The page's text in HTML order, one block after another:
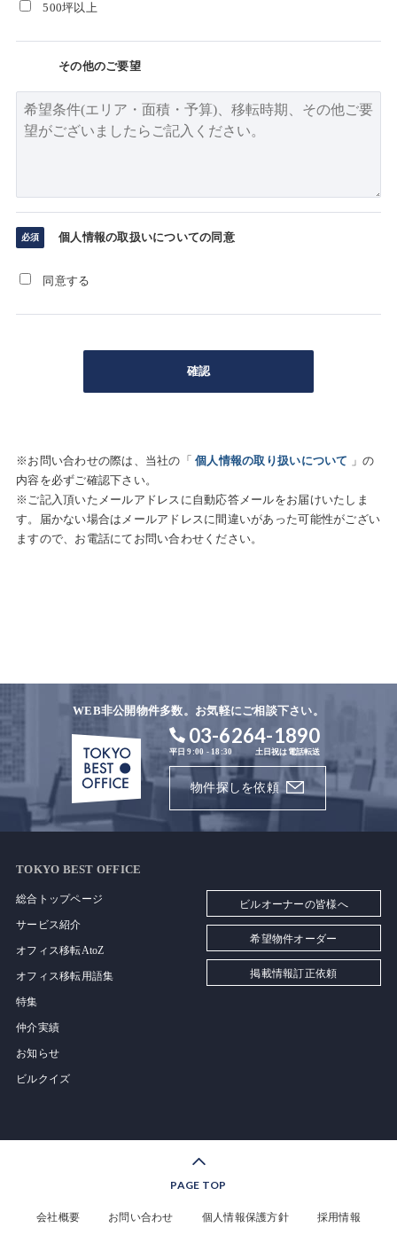
500坪以上
その他のご要望
個人情報の取扱いについての同意
同意する
※お問い合わせの際は、当社の「個人情報の取り扱いについて 」の
内容を必ずご確認下さい。
※ご記入頂いたメールアドレスに自動応答メールをお届けいたしま
す。届かない場合はメールアドレスに間違いがあった可能性がござい
ますので、お電話にてお問い合わせください。
WEB非公開物件多数。お気軽にご相談下さい。
03-6264-1890
平日 9:00 - 18:30 土日祝は電話転送
物件探しを依頼
TOKYO BEST OFFICE
総合トップページ
サービス紹介
オフィス移転AtoZ
オフィス移転用語集
特集
仲介実績
お知らせ
ビルクイズ
ビルオーナーの皆様へ
希望物件オーダー
掲載情報訂正依頼
PAGE TOP
会社概要 お問い合わせ 個人情報保護方針 採用情報